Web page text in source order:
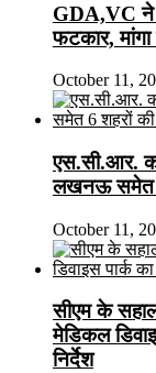
GDA,VC ने
फटकार,
October 11,
एस.सी.आर.
लखनऊ समेत
October 11,
सीएम के
मेडिकल
निर्देश